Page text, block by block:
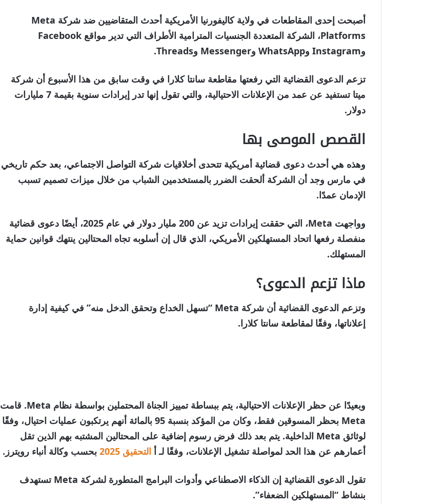
أصبحت إحدى المقاطعات في ولاية كاليفورنيا الأمريكية أحدث المتقاضيين ضد شركة Meta
Platforms، الشركة المتعددة الجنسيات المترامية الأطراف التي تدير مواقع Facebook
وInstagram وWhatsApp وMessenger وThreads.
تزعم الدعوى القضائية التي رفعتها مقاطعة سانتا كلارا في وقت سابق من هذا الأسبوع أن شركة
ميتا تستفيد عن عمد من الإعلانات الاحتيالية، والتي تقول إنها تدر إيرادات سنوية بقيمة 7 مليارات
دولار.
القصص الموصى بها
قائمة
من
3
نهاية
القائمة
وهذه هي أحدث دعوى قضائية أمريكية تتحدى أخلاقيات شركة التواصل الاجتماعي، بعد حكم تاريخي
في مارس وجد أن الشركة ألحقت الضرر بالمستخدمين الشباب من خلال ميزات تصميم تسبب
الإدمان عمدًا.
وواجهت Meta، التي حققت إيرادات تزيد عن 200 مليار دولار في عام 2025، أيضًا دعوى قضائية
منفصلة رفعها اتحاد المستهلكين الأمريكي، الذي قال إن أسلوبه تجاه المحتالين ينتهك قوانين حماية
المستهلك.
ماذا تزعم الدعوى؟
وتزعم الدعوى القضائية أن شركة Meta “تسهل الخداع وتحقق الدخل منه” في كيفية إدارة
إعلاناتها، وفقًا لمقاطعة سانتا كلارا.
وبعيدًا عن حظر الإعلانات الاحتيالية، يتم ببساطة تمييز الجناة المحتملين بواسطة نظام Meta. قامت
Meta بحظر المسوقين فقط، وكان من المؤكد بنسبة 95 بالمائة أنهم يرتكبون عمليات احتيال، وفقًا
لوثائق Meta الداخلية. يتم بعد ذلك فرض رسوم إضافية على المحتالين المشتبه بهم الذين تقل
أعمارهم عن هذا الحد لمواصلة تشغيل الإعلانات، وفقًا لـ أ التحقيق 2025 بحسب وكالة أنباء رويترز.
تقول الدعوى القضائية إن الذكاء الاصطناعي وأدوات البرامج المتطورة لشركة Meta تستهدف
بنشاط “المستهلكين الضعفاء”.